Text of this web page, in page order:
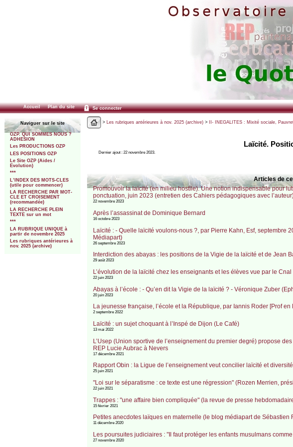
Accueil Plan du site Se connecter
Naviguer sur le site
OZP. QUI SOMMES NOUS ?
ADHESION
Les PRODUCTIONS OZP
LES POSITIONS OZP
Le Site OZP (Aides /
Evolution)
***
L’INDEX DES MOTS-CLES
(utile pour commencer)
LA RECHERCHE PAR MOT-
CLE ET CROISEMENT
(recommandée)
LA RECHERCHE PLEIN
TEXTE sur un mot
***
LA RUBRIQUE UNIQUE à
partir de novembre 2025
Les rubriques antérieures à
nov. 2025 (archive)
> Les rubriques antérieures à nov. 2025 (archive)> II- INEGALITES : Mixité sociale,
Laïcité.
Dernier ajout : 22 novembre 2023.
Articles de
Promouvoir la laïcité (en milieu hostile). Une notion indispensable pour
ponctuation, juin 2023 (entretien des Cahiers pédagogiques avec
22 novembre 2023
Après l’assassinat de Dominique Bernard
16 octobre 2023
Laïcité : - Quelle laïcité voulons-nous ?, par Pierre Kahn, Esf, septembre
Médiapart)
26 septembre 2023
Interdiction des abayas : les positions de la Vigie de la laïcité et de Jean
29 août 2023
L’évolution de la laïcité chez les enseignants et les élèves vue par le Cnal
22 juin 2023
Abayas à l’école : - Qu’en dit la Vigie de la laïcité ? - Véronique Zuber
20 juin 2023
La jeunesse française, l’école et la République, par Iannis Roder [Prof
2 septembre 2022
Laïcité : un sujet choquant à l’Inspé de Dijon (Le Café)
13 mai 2022
L’Usep (Union sportive de l’enseignement du premier degré) propose
REP Lucie Aubrac à Nevers
17 décembre 2021
Rapport Obin : la Ligue de l’enseignement veut concilier laïcité et diversité
25 juin 2021
"Loi sur le séparatisme : ce texte est une régression" (Rozen Merrien,
22 juin 2021
Trappes : "une affaire bien compliquée" (la revue de presse
15 février 2021
Petites anecdotes laïques en maternelle (le blog médiapart de Sébastien
11 décembre 2020
Les poursuites judiciaires : "Il faut protéger les enfants musulmans
27 novembre 2020